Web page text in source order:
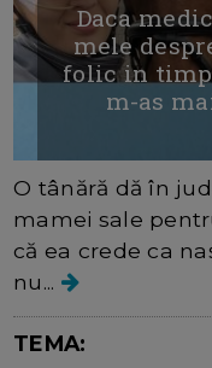
Daca
mele
folic in
m-as
O tânără dă în
mamei sale
că ea crede ca
nu...
TEMA: